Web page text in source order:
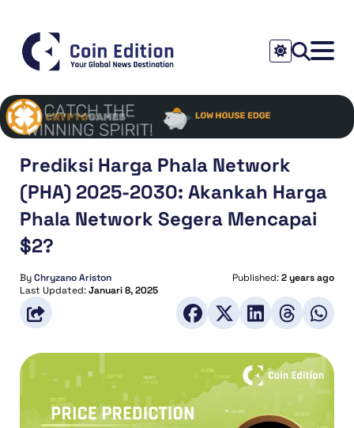
Prediksi Harga Phala Network
(PHA) 2025-2030: Akankah Harga
Phala Network Segera Mencapai
$2?
ByChryzano Ariston Published:2 years ago
Last Updated:Januari 8, 2025